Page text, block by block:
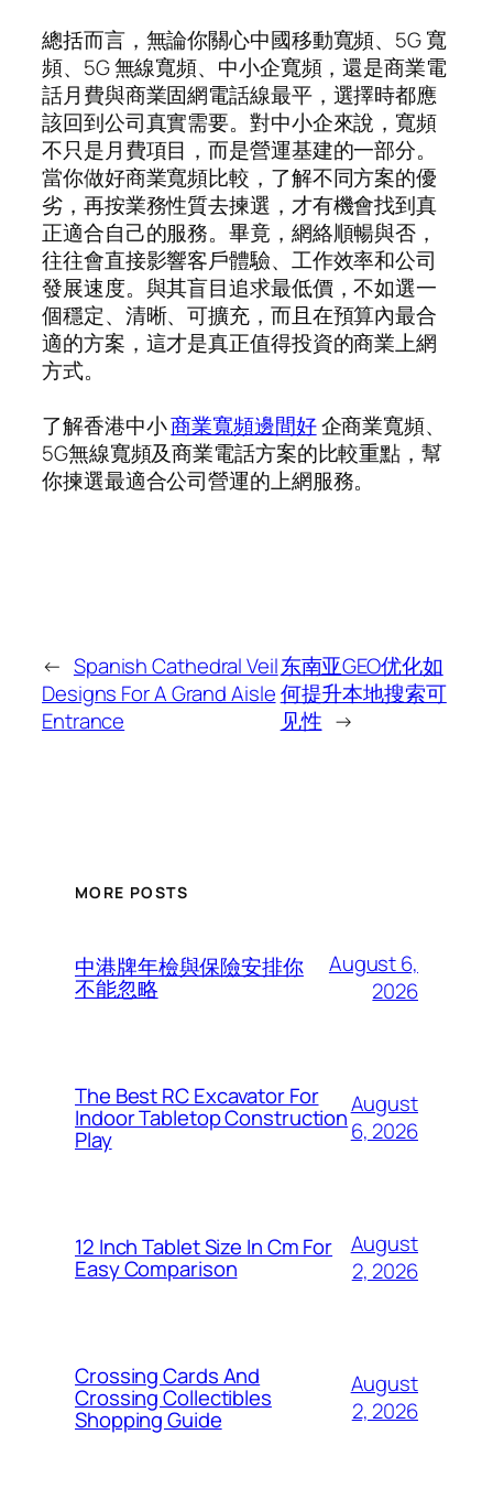
總括而言，無論你關心中國移動寬頻、5G 寬
頻、5G 無線寬頻、中小企寬頻，還是商業電
話月費與商業固網電話線最平，選擇時都應
該回到公司真實需要。對中小企來說，寬頻
不只是月費項目，而是營運基建的一部分。
當你做好商業寬頻比較，了解不同方案的優
劣，再按業務性質去揀選，才有機會找到真
正適合自己的服務。畢竟，網絡順暢與否，
往往會直接影響客戶體驗、工作效率和公司
發展速度。與其盲目追求最低價，不如選一
個穩定、清晰、可擴充，而且在預算內最合
適的方案，這才是真正值得投資的商業上網
方式。
了解香港中小商業寬頻邊間好企商業寬頻、
5G無線寬頻及商業電話方案的比較重點，幫
你揀選最適合公司營運的上網服務。
← Spanish Cathedral Veil
Designs For A Grand Aisle
Entrance
东南亚GEO优化如
何提升本地搜索可
见性 →
MORE POSTS
中港牌年檢與保險安排你
不能忽略
August 6,
2026
The Best RC Excavator For
Indoor Tabletop Construction
Play
August
6, 2026
12 Inch Tablet Size In Cm For
Easy Comparison
August
2, 2026
Crossing Cards And
Crossing Collectibles
Shopping Guide
August
2, 2026